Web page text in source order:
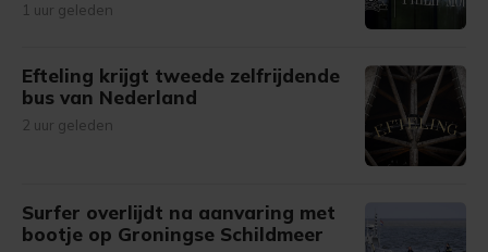
1 uur geleden
Efteling krijgt tweede zelfrijdende
bus van Nederland
2 uur geleden
Surfer overlijdt na aanvaring met
bootje op Groningse Schildmeer